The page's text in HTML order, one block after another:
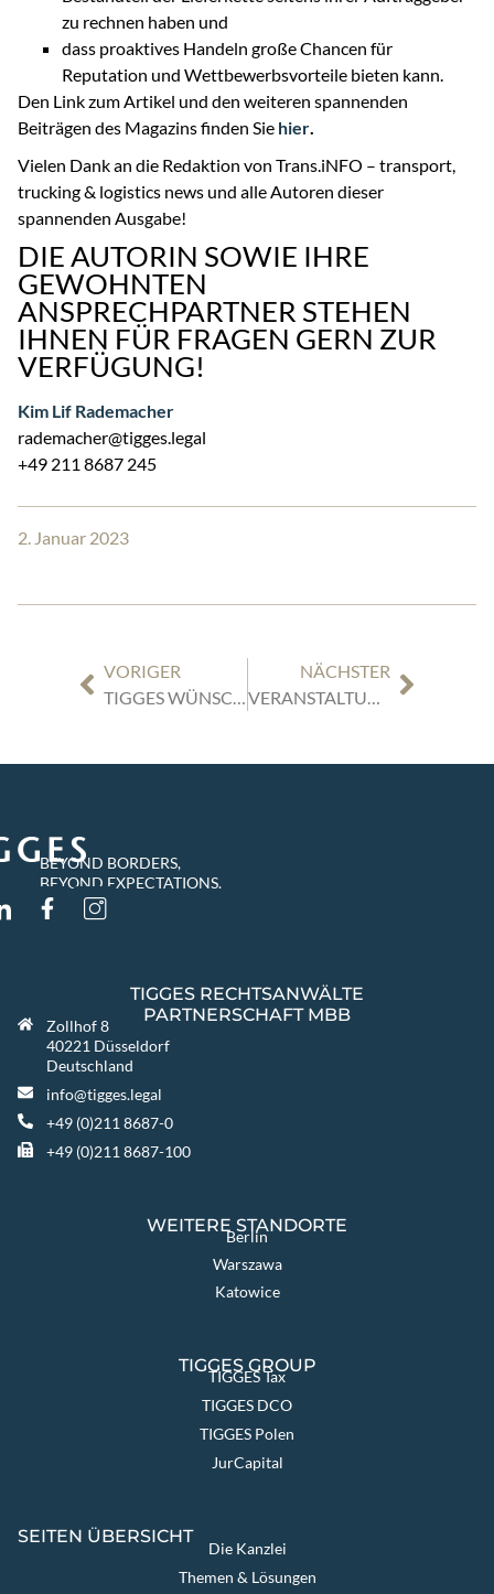
zu rechnen haben und
dass proaktives Handeln große Chancen für
Reputation und Wettbewerbsvorteile bieten kann.
Den Link zum Artikel und den weiteren spannenden
Beiträgen des Magazins finden Sie hier
Vielen Dank an die Redaktion von Trans.iNFO – transport,
trucking & logistics news und alle Autoren dieser
spannenden Ausgabe!
DIE AUTORIN SOWIE IHRE
GEWOHNTEN
ANSPRECHPARTNER STEHEN
IHNEN FÜR FRAGEN GERN ZUR
VERFÜGUNG!
Kim Lif Rademacher
rademacher@tigges.legal
+49 211 8687 245
2. Januar 2023
VORIGER
NÄCHSTER
BEYOND BORDERS,
BEYOND EXPECTATIONS.
TIGGES RECHTSANWÄLTE
PARTNERSCHAFT MBB
Zollhof 8
40221 Düsseldorf
Deutschland
info@tigges.legal
+49 (0)211 8687-0
+49 (0)211 8687-100
WEITERE STANDORTE
Berlin
Warszawa
Katowice
TIGGES GROUP
TIGGES Tax
TIGGES DCO
TIGGES Polen
JurCapital
SEITEN ÜBERSICHT
Die Kanzlei
Themen & Lösungen